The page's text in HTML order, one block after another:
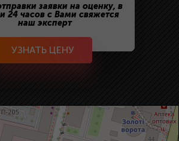
заявки на оценку, в
24 часов с Вами свяжется
наш эксперт
УЗНАТЬ ЦЕНУ